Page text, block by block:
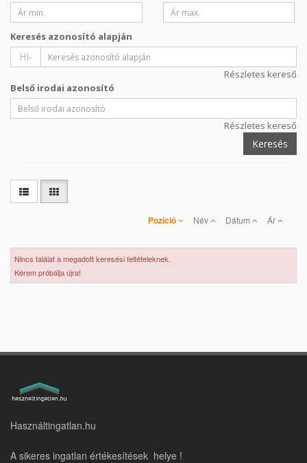
Keresés azonosító alapján
HI-
Részletes kereső
Belső irodai azonosító
Részletes kereső
Keresés
Pozíció Név Dátum Ár
Nincs találat a megadott keresési feltételeknek.
Kérem próbálja újra!
Használtingatlan.hu
A sikeres ingatlan értékesítések helye !